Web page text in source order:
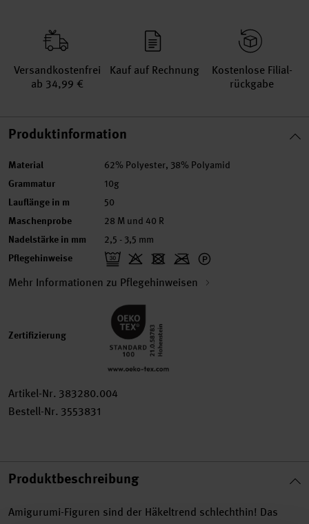
Versand­kosten­frei
ab 34,99 €
Kauf auf Rechnung
Kosten­lose Filial­
rückgabe
Produktinformation
Material 62% Polyester, 38% Polyamid
Grammatur 10g
Lauflänge in m 50
Maschenprobe 28 M und 40 R
Nadelstärke in mm 2,5 - 3,5 mm
Pflegehinweise
Mehr Informationen zu Pflegehinweisen
Zertifizierung
Artikel-Nr. 383280.004
Bestell-Nr. 3553831
Produktbeschreibung
Amigurumi-Figuren sind der Häkeltrend schlechthin! Das